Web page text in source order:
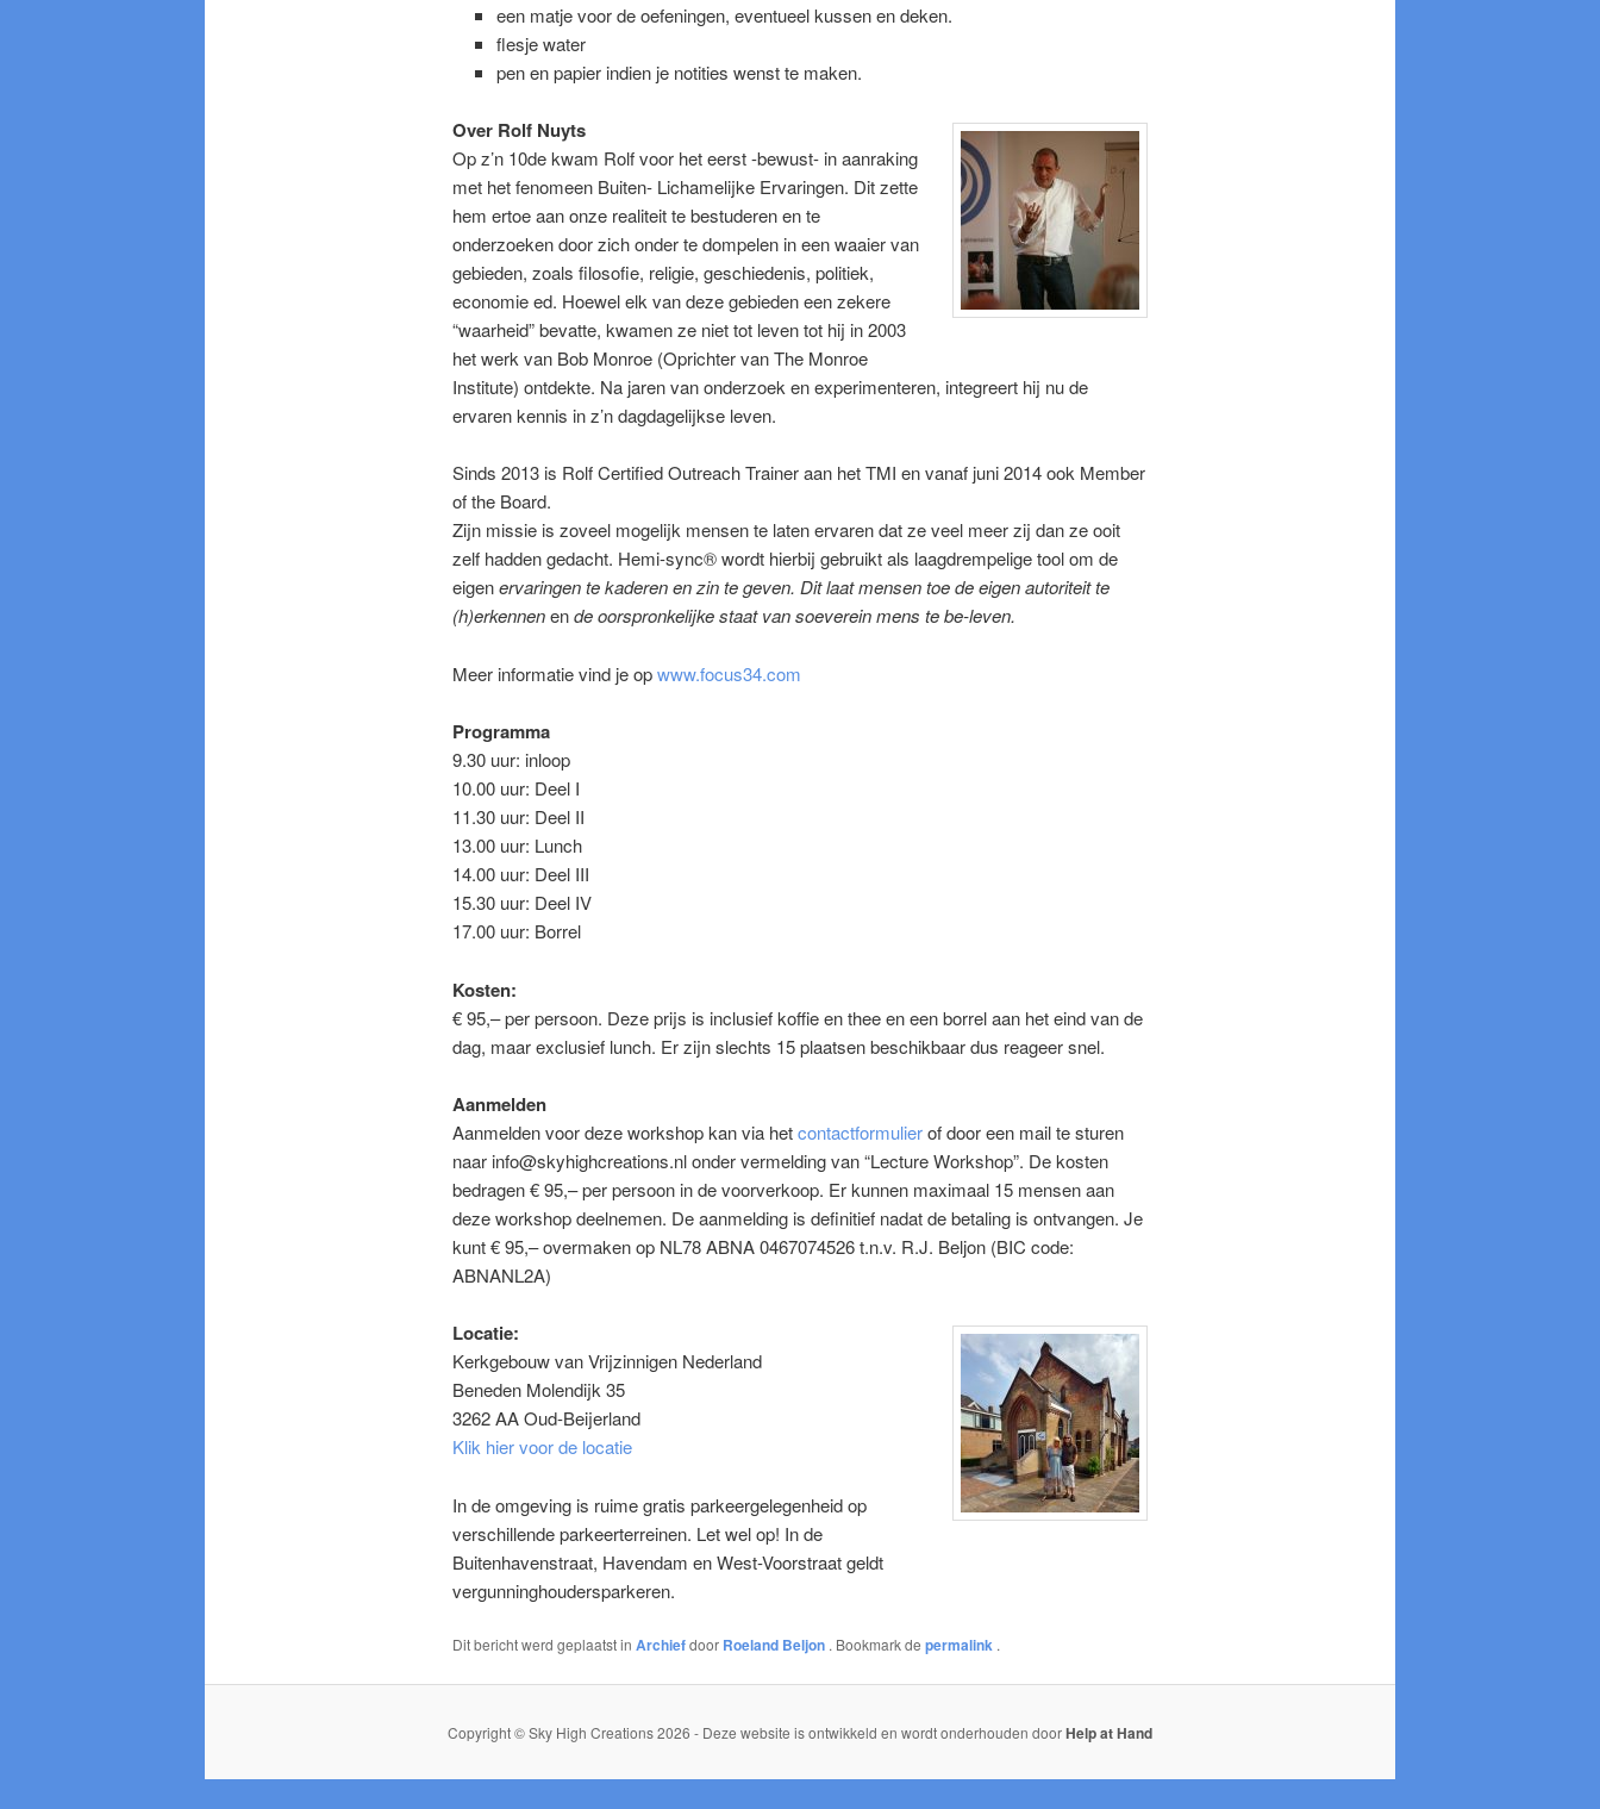
een matje voor de oefeningen, eventueel kussen en deken.
flesje water
pen en papier indien je notities wenst te maken.
Over Rolf Nuyts
Op z’n 10de kwam Rolf voor het eerst -bewust- in aanraking
met het fenomeen Buiten- Lichamelijke Ervaringen. Dit zette
hem ertoe aan onze realiteit te bestuderen en te
onderzoeken door zich onder te dompelen in een waaier van
gebieden, zoals filosofie, religie, geschiedenis, politiek,
economie ed. Hoewel elk van deze gebieden een zekere
“waarheid” bevatte, kwamen ze niet tot leven tot hij in 2003
het werk van Bob Monroe (Oprichter van The Monroe
Institute) ontdekte. Na jaren van onderzoek en experimenteren, integreert hij nu de
ervaren kennis in z’n dagdagelijkse leven.
Sinds 2013 is Rolf Certified Outreach Trainer aan het TMI en vanaf juni 2014 ook Member
of the Board.
Zijn missie is zoveel mogelijk mensen te laten ervaren dat ze veel meer zij dan ze ooit
zelf hadden gedacht. Hemi-sync® wordt hierbij gebruikt als laagdrempelige tool om de
eigenervaringen te kaderen en zin te geven. Dit laat mensen toe de eigen autoriteit te
(h)erkennenende oorspronkelijke staat van soeverein mens te be-leven.
Meer informatie vind je opwww.focus34.com
Programma
9.30 uur: inloop
10.00 uur: Deel I
11.30 uur: Deel II
13.00 uur: Lunch
14.00 uur: Deel III
15.30 uur: Deel IV
17.00 uur: Borrel
Kosten:
€ 95,– per persoon. Deze prijs is inclusief koffie en thee en een borrel aan het eind van de
dag, maar exclusief lunch. Er zijn slechts 15 plaatsen beschikbaar dus reageer snel.
Aanmelden
Aanmelden voor deze workshop kan via hetcontactformulierof door een mail te sturen
naar info@skyhighcreations.nl onder vermelding van “Lecture Workshop”. De kosten
bedragen € 95,– per persoon in de voorverkoop. Er kunnen maximaal 15 mensen aan
deze workshop deelnemen. De aanmelding is definitief nadat de betaling is ontvangen. Je
kunt € 95,– overmaken op NL78 ABNA 0467074526 t.n.v. R.J. Beljon (BIC code:
ABNANL2A)
Locatie:
Kerkgebouw van Vrijzinnigen Nederland
Beneden Molendijk 35
3262 AA Oud-Beijerland
Klik hier voor de locatie
In de omgeving is ruime gratis parkeergelegenheid op
verschillende parkeerterreinen. Let wel op! In de
Buitenhavenstraat, Havendam en West-Voorstraat geldt
vergunninghoudersparkeren.
Dit bericht werd geplaatst in Archiefdoor Roeland Beljon . Bookmark de permalink .
Copyright © Sky High Creations 2026 - Deze website is ontwikkeld en wordt onderhouden doorHelp at Hand